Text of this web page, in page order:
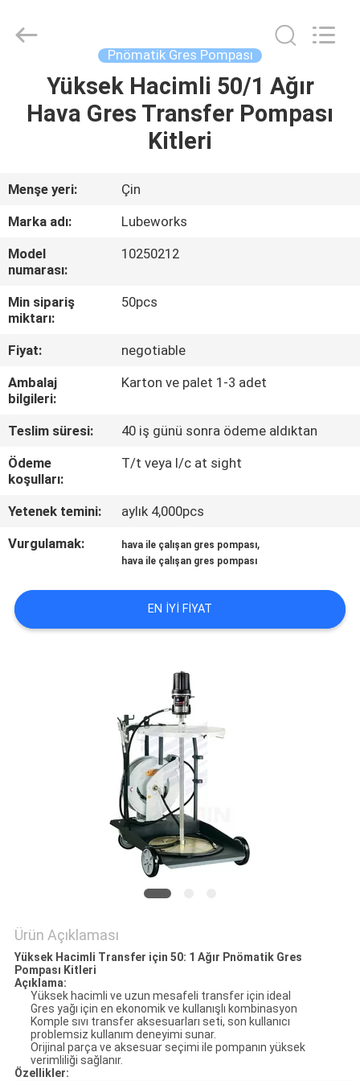
VIDEOLAR
HAKKIMIZDA
FABRIKA
TURU
KALITE
KONTROL
BIZE
ULAŞIN
HABERLER
BIR
TEKLIF
Pnömatik Gres Pompası
Yüksek Hacimli 50/1 Ağır
Hava Gres Transfer Pompası
Kitleri
Menşe yeri:
Çin
Marka adı:
Lubeworks
Model
numarası:
10250212
Min sipariş
miktarı:
50pcs
Fiyat:
negotiable
Ambalaj
bilgileri:
Karton ve palet 1-3 adet
Teslim süresi:
40 iş günü sonra ödeme aldıktan
Ödeme
koşulları:
T/t veya l/c at sight
Yetenek temini:
aylık 4,000pcs
Vurgulamak:
hava ile çalışan gres pompası,
hava ile çalışan gres pompası
EN IYI FIYAT
Ürün Açıklaması
Yüksek Hacimli Transfer için 50: 1 Ağır Pnömatik Gres
Pompası Kitleri
Açıklama:
Yüksek hacimli ve uzun mesafeli transfer için ideal
Gres yağı için en ekonomik ve kullanışlı kombinasyon
Komple sıvı transfer aksesuarları seti, son kullanıcı
problemsiz kullanım deneyimi sunar.
Orijinal parça ve aksesuar seçimi ile pompanın yüksek
verimliliği sağlanır.
Özellikler: